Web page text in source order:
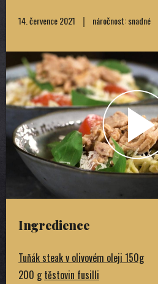
14. července 2021 náročnost: snadné
Ingredience
Tuňák steak v olivovém oleji 150g
200 gtěstovin fusilli